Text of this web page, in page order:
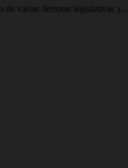
varias derrotas legislativas y...